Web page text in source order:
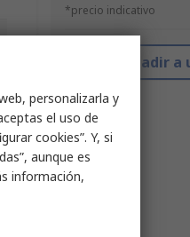
*precio indicativo
Añadir
personalizarla y
el uso de
cookies”. Y, si
aunque es
información,